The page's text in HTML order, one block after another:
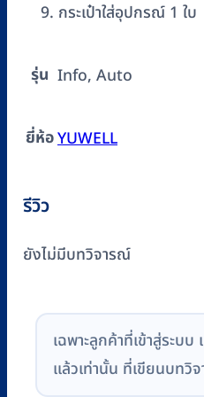
กระเป๋าใส่อุปกรณ์ 1 ใบ
รุ่น Info, Auto
ยี่ห้อYUWELL
รีวิว
ยังไม่มีบทวิจารณ์
เฉพาะลูกค้าที่เข้าสู่ระบ
แล้วเท่านั้น ที่เขียนบทวิ